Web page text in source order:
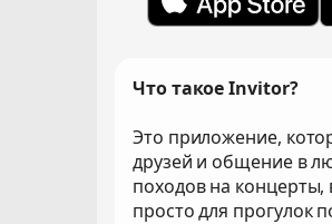
Что такое Invitor?
Это приложение,
друзей и общение в
походов на
просто для прогулок